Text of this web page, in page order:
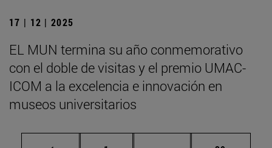
17 | 12 | 2025
EL MUN termina su año conmemorativo
con el doble de visitas y el premio UMAC-
ICOM a la excelencia e innovación en
museos universitarios